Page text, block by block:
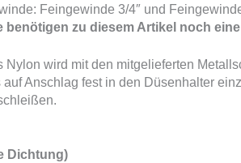
Feingewinde 3/4″ und
benötigen zu diesem Artikel noch
Nylon wird mit den mitgelieferten
Anschlag fest in den Düsenhalter
Dichtung)